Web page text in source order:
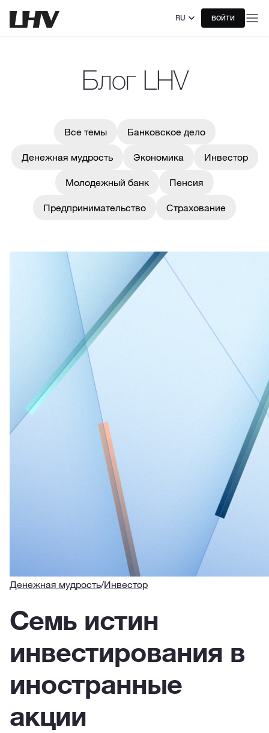
RU ВОЙТИ
Блог LHV
Все темы Банковское дело
Денежная мудрость Экономика Инвестор
Молодежный банк Пенсия
Предпринимательство Страхование
Денежная мудрость/Инвестор
Семь истин
инвестирования в
иностранные
акции